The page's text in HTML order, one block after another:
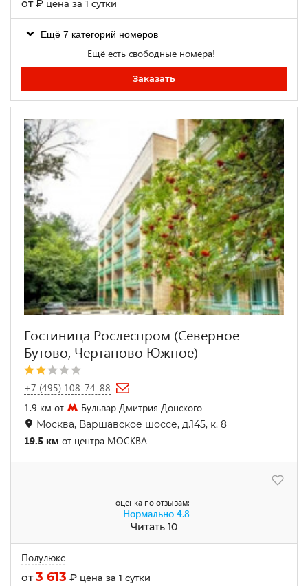
от₽ цена за 1 сутки
Ещё 7 категорий номеров
Ещё есть свободные номера!
Заказать
Гостиница Рослеспром (Северное
Бутово, Чертаново Южное)
+7 (495) 108-74-88
1.9 км от
Бульвар Дмитрия Донского
Москва, Варшавское шоссе, д.145, к. 8
19.5 км от центра МОСКВА
оценка по отзывам:
Нормально 4.8
Читать 10
Полулюкс
от3 613 ₽ цена за 1 сутки